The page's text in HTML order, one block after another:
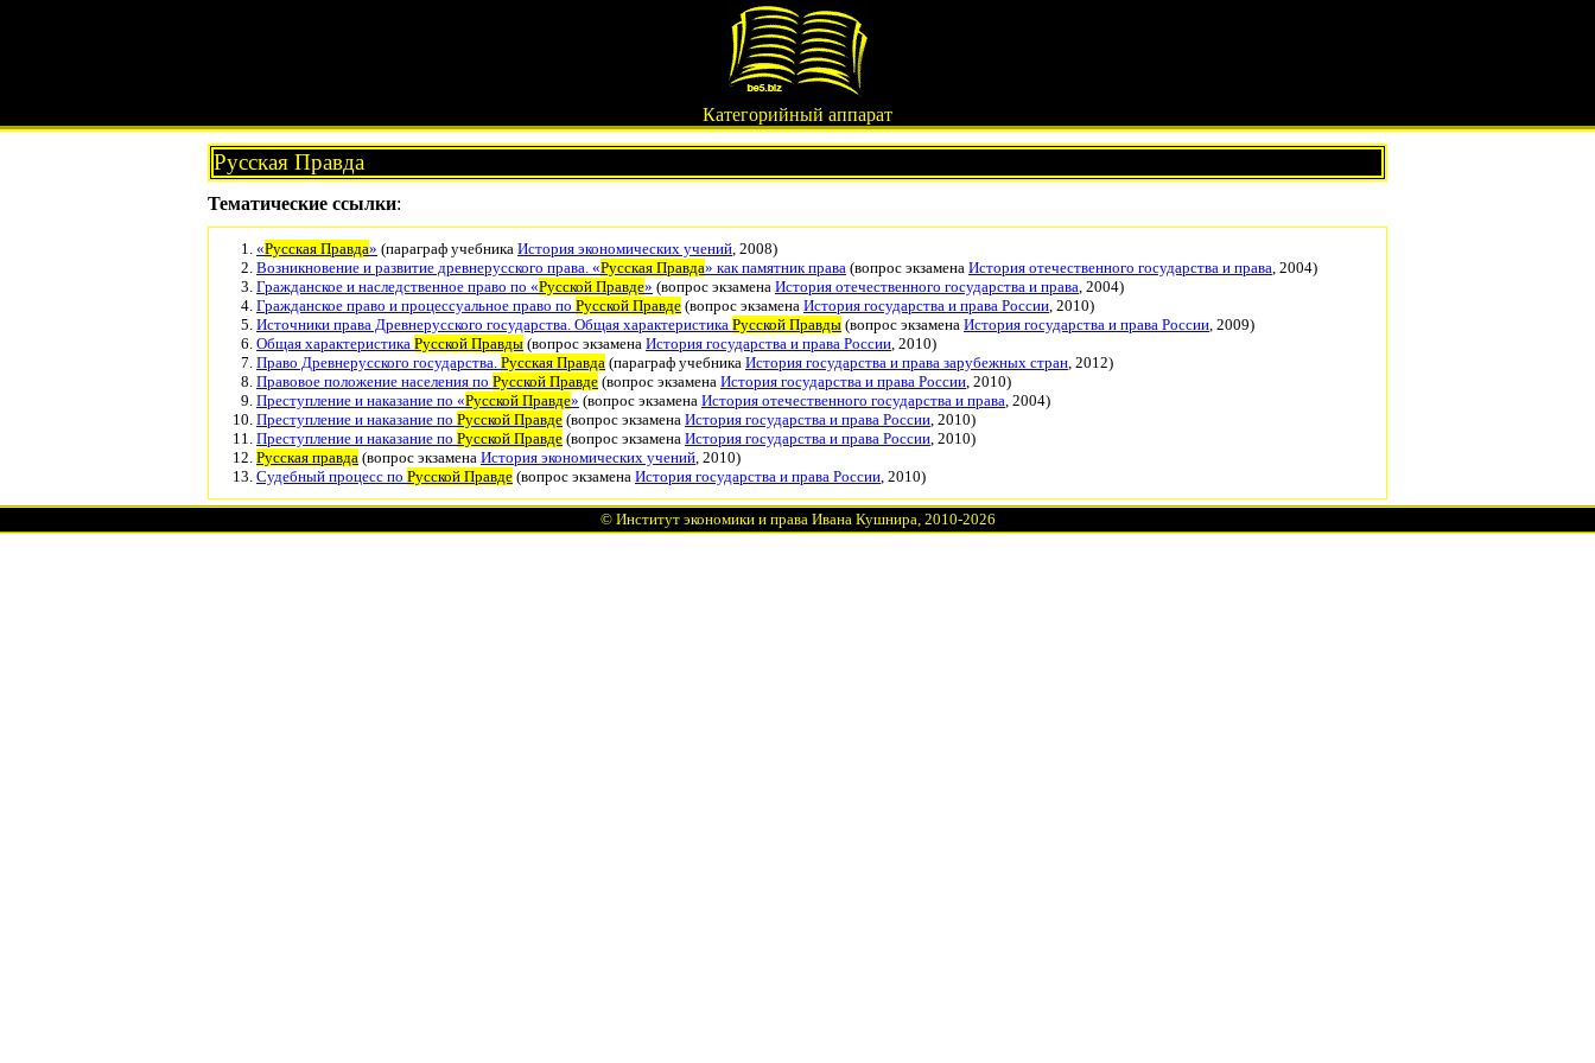
Категорийный аппарат
Русская Правда
Тематические ссылки:
«Русская Правда» (параграф учебника История экономических учений, 2008)
Возникновение и развитие древнерусского права. «Русская Правда» как памятник права (вопрос экзамена История отечественного государства и права, 2004)
Гражданское и наследственное право по «Русской Правде» (вопрос экзамена История отечественного государства и права, 2004)
Гражданское право и процессуальное право по Русской Правде (вопрос экзамена История государства и права России, 2010)
Источники права Древнерусского государства. Общая характеристика Русской Правды (вопрос экзамена История государства и права России, 2009)
Общая характеристика Русской Правды (вопрос экзамена История государства и права России, 2010)
Право Древнерусского государства. Русская Правда (параграф учебника История государства и права зарубежных стран, 2012)
Правовое положение населения по Русской Правде (вопрос экзамена История государства и права России, 2010)
Преступление и наказание по «Русской Правде» (вопрос экзамена История отечественного государства и права, 2004)
Преступление и наказание по Русской Правде (вопрос экзамена История государства и права России, 2010)
Преступление и наказание по Русской Правде (вопрос экзамена История государства и права России, 2010)
Русская правда (вопрос экзамена История экономических учений, 2010)
Судебный процесс по Русской Правде (вопрос экзамена История государства и права России, 2010)
© Институт экономики и права Ивана Кушнира, 2010-2026